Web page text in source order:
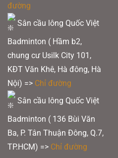
đường
Sân cầu lông Quốc Việt
Badminton ( Hầm b2,
chung cư Usilk City 101,
KĐT Văn Khê, Hà đông, Hà
Nội) => Chỉ đường
Sân cầu lông Quốc Việt
Badminton ( 136 Bùi Văn
Ba, P. Tân Thuận Đông, Q.7,
TP.HCM) => Chỉ đường